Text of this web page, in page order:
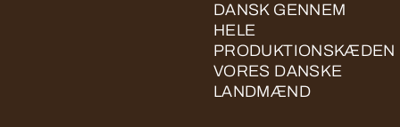
DANSK GENNEM
HELE
PRODUKTIONSKÆDEN
VORES DANSKE
LANDMÆND